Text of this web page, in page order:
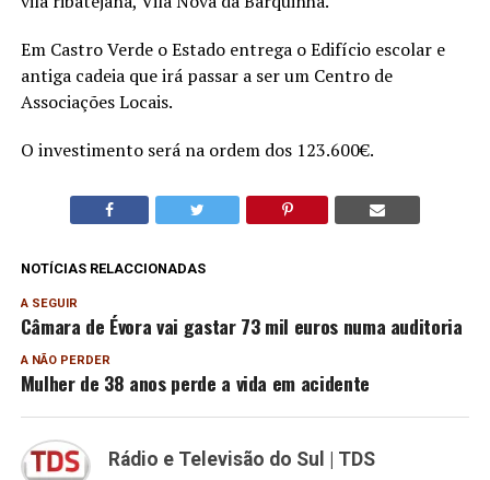
Em Castro Verde o Estado entrega o Edifício escolar e
antiga cadeia que irá passar a ser um Centro de
Associações Locais.
O investimento será na ordem dos 123.600€.
NOTÍCIAS RELACCIONADAS
A SEGUIR
Câmara de Évora vai gastar 73 mil euros numa auditoria
A NÃO PERDER
Mulher de 38 anos perde a vida em acidente
Rádio e Televisão do Sul | TDS